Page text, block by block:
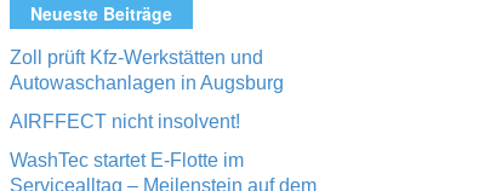
Neueste Beiträge
Zoll prüft Kfz-Werkstätten und
Autowaschanlagen in Augsburg
AIRFFECT nicht insolvent!
WashTec startet E-Flotte im
Servicealltag – Meilenstein auf dem